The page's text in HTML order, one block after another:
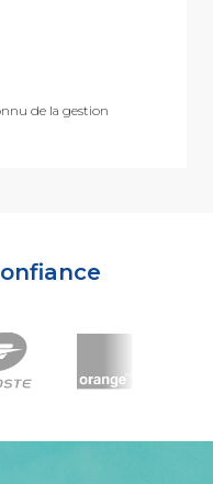
de la gestion